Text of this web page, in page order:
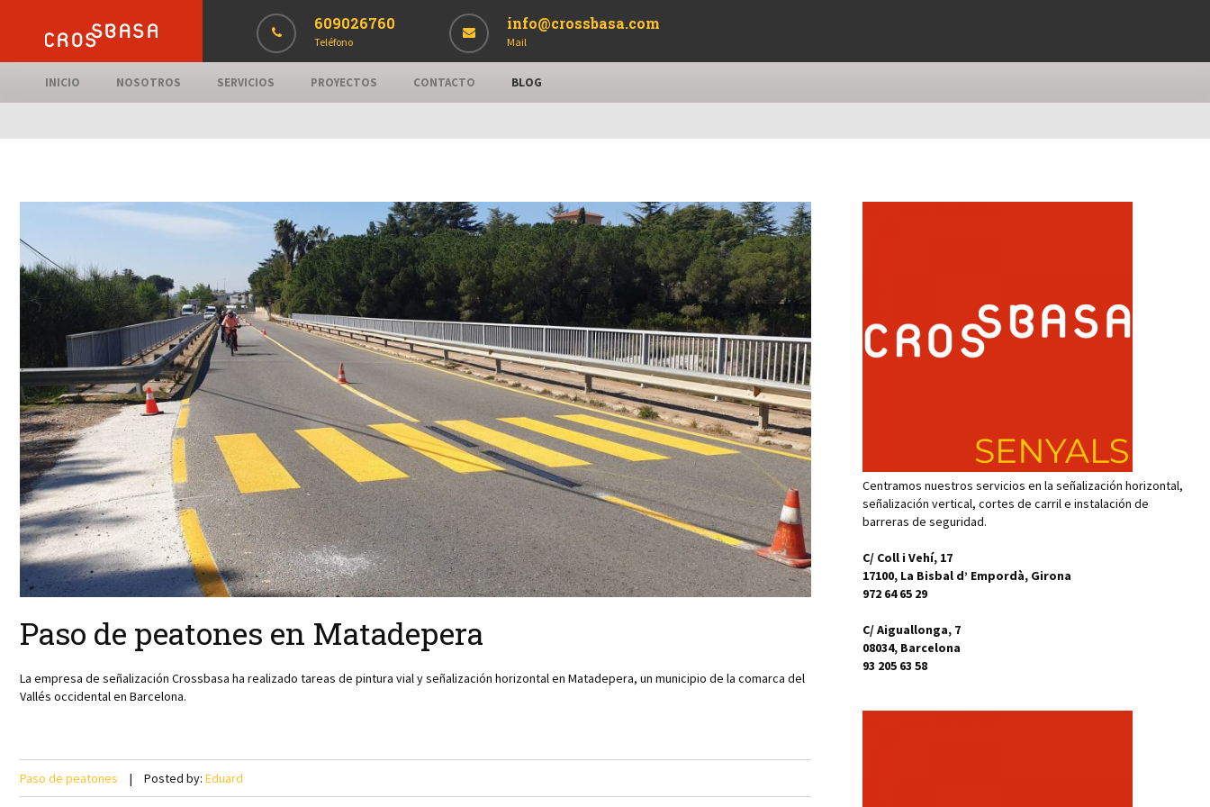
609026760
Teléfono
info@crossbasa.com
Mail
INICIO NOSOTROS SERVICIOS PROYECTOS CONTACTO BLOG
Paso de peatones en Matadepera
La empresa de señalización Crossbasa ha realizado tareas de pintura vial y señalización horizontal en Matadepera, un municipio de la comarca del
Vallés occidental en Barcelona.
Paso de peatones Posted by: Eduard
Centramos nuestros servicios en la señalización horizontal,
señalización vertical, cortes de carril e instalación de
barreras de seguridad.
C/ Coll i Vehí, 17
17100, La Bisbal d’ Empordà, Girona
972 64 65 29
C/ Aiguallonga, 7
08034, Barcelona
93 205 63 58